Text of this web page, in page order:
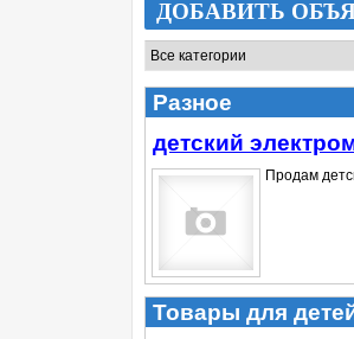
ДОБАВИТЬ
Разное
детский
Продам
Товары для